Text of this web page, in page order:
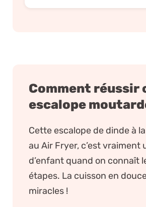
Comment réussir
escalope
Cette escalope de dinde à
au Air Fryer, c’est vraiment
d’enfant quand on connaît
étapes. La cuisson en
miracles !